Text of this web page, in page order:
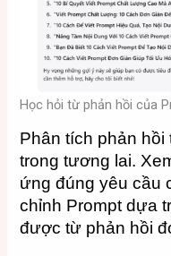
Học hỏi từ phản hồi của
Phân tích phản hồi
trong tương lai.
ứng đúng yêu cầu
chỉnh Prompt dựa
được từ phản hồi